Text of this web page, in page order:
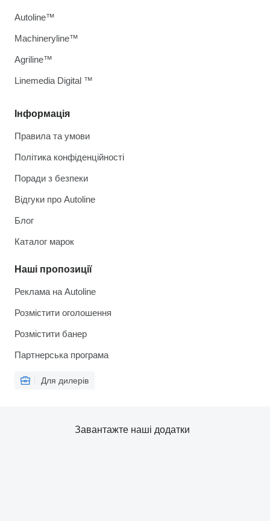
Інформація
Правила та умови
Політика конфіденційності
Поради з безпеки
Відгуки про Autoline
Блог
Каталог марок
Наші пропозиції
Реклама на Autoline
Розмістити оголошення
Розмістити банер
Партнерська програма
Для дилерів
Autoline™
Machineryline™
Agriline™
Linemedia Digital ™
Завантажте наші додатки